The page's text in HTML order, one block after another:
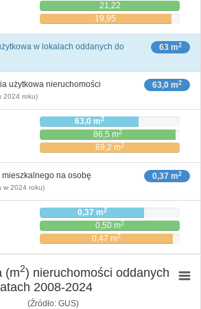
21,22
19,95
63 m2
w lokalach oddanych do
63,0 m2
użytkowa nieruchomości
2024 roku)
63,0 m2
86,5 m2
89,2 m2
0,37 m2
na osobę
w 2024 roku)
0,37 m2
0,50 m2
0,47 m2
(Źródło: GUS)
(m2) nieruchomości oddanych
2008-2024